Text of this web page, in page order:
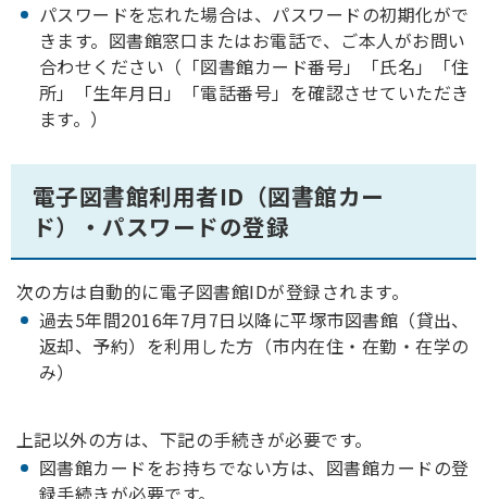
パスワードを忘れた場合は、パスワードの初期化がで
きます。図書館窓口またはお電話で、ご本人がお問い
合わせください（「図書館カード番号」「氏名」「住
所」「生年月日」「電話番号」を確認させていただき
ます。）
電子図書館利用者ID（図書館カー
ド）・パスワードの登録
次の方は自動的に電子図書館IDが登録されます。
過去5年間2016年7月7日以降に平塚市図書館（貸出、
返却、予約）を利用した方（市内在住・在勤・在学の
み）
上記以外の方は、下記の手続きが必要です。
図書館カードをお持ちでない方は、図書館カードの登
録手続きが必要です。